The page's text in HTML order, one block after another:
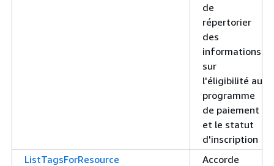
de
répertorier
des
informations
sur
l'éligibilité au
programme
de paiement
et le statut
d'inscription
ListTagsForResource
Accorde